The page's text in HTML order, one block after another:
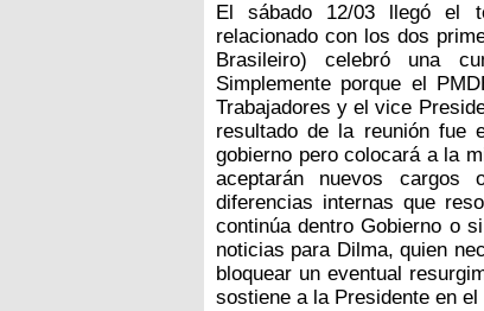
El sábado 12/03 llegó el
relacionado con los dos
Brasileiro) celebró una
Simplemente porque el
Trabajadores y el vice
resultado de la reunión fue
gobierno pero colocará a la
aceptarán nuevos cargos
diferencias internas que
continúa dentro Gobierno o
noticias para Dilma, quien
bloquear un eventual
sostiene a la Presidente en